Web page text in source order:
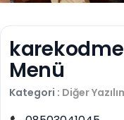
Menü
Kategori : Diğer